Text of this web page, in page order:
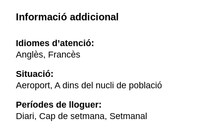
Informació addicional
Idiomes d’atenció:
Anglès, Francès
Situació:
Aeroport, A dins del nucli de població
Períodes de lloguer:
Diari, Cap de setmana, Setmanal